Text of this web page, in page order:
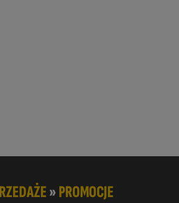
»PROMOCJE